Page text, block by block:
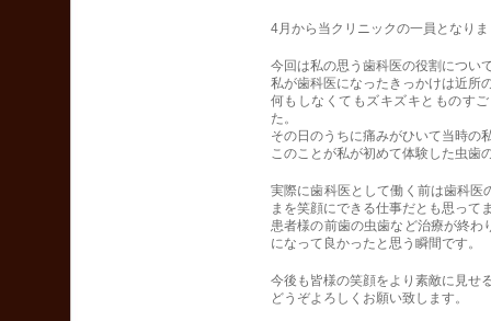
4月から当クリニックの一員となり
今回は私の思う歯科医の役割につい
私が歯科医になったきっかけは近所
何もしなくてもズキズキとものす
た。
その日のうちに痛みがひいて当時の
このことが私が初めて体験した虫歯
実際に歯科医として働く前は歯科
まを笑顔にできる仕事だとも思って
患者様の前歯の虫歯など治療が終
になって良かったと思う瞬間です。
今後も皆様の笑顔をより素敵に見せ
どうぞよろしくお願い致します。